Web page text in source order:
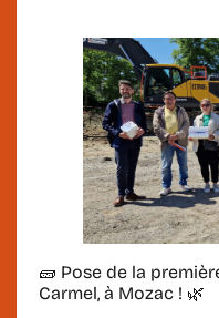
🧱 Pose de la
Carmel, à Mozac ! 🌿